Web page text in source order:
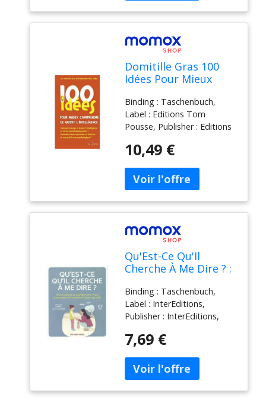
Domitille Gras 100
Idées Pour Mieux
Qu'Est L'Intelligence
Binding : Taschenbuch,
Label : Editions Tom
Pousse, Publisher : Editions
Taschenbuch,
publicationDate : 2018-09-
07, authors : Domitille Gras,
PLOIX MAES Emmanuelle,
ISBN : 2353451969
10,49 €
Qu'Est-Ce Qu'Il
Cherche À Me Dire ? :
Quotidien Pour Mieux
Comprendre Votre
Enfant Et L'Aider À
Grandir
Binding : Taschenbuch,
Label : InterEditions,
Publisher : InterEditions,
publicationDate : 2019-09-
Peylet, ISBN : 2729620028
7,69 €